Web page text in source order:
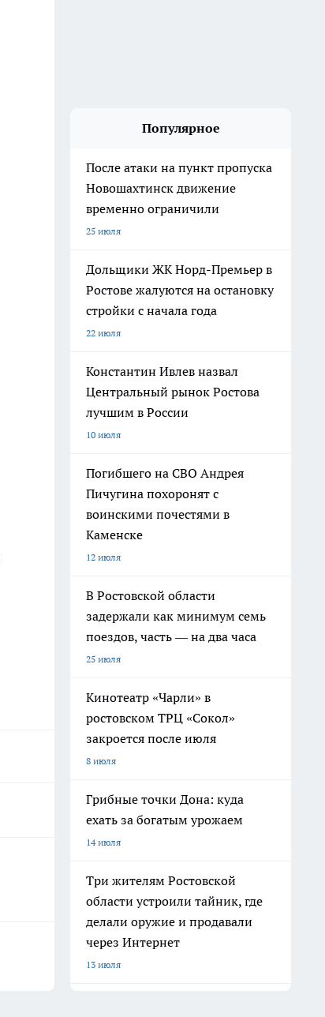
Популярное
После атаки на пункт пропуска
Новошахтинск движение
временно ограничили
25 июля
Дольщики ЖК Норд-Премьер в
Ростове жалуются на остановку
стройки с начала года
22 июля
Константин Ивлев назвал
Центральный рынок Ростова
лучшим в России
10 июля
Погибшего на СВО Андрея
Пичугина похоронят с
воинскими почестями в
Каменске
12 июля
В Ростовской области
задержали как минимум семь
поездов, часть — на два часа
25 июля
Кинотеатр «Чарли» в
ростовском ТРЦ «Сокол»
закроется после июля
8 июля
Грибные точки Дона: куда
ехать за богатым урожаем
14 июля
Три жителям Ростовской
области устроили тайник, где
делали оружие и продавали
через Интернет
13 июля